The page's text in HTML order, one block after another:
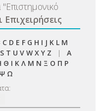
"Επιστημονικό
C D E F G H I J K L M
S T U V W X Y Z | Α
Θ Ι Κ Λ Μ Ν Ξ Ο Π Ρ
Ψ Ω